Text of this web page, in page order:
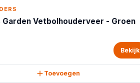
Garden Vetbolhouderveer - Groen
Bekijk
Toevoegen